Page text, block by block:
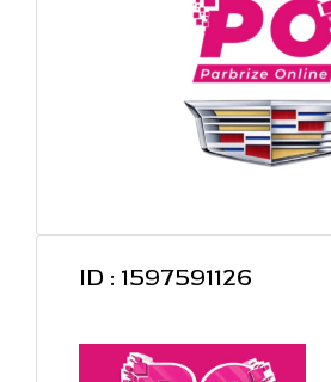
ID : 1597591126